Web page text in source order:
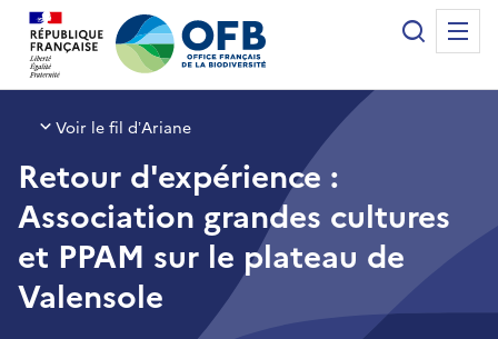
Office français de la biodiversité
Recherche
Voir le fil d’Ariane
Retour d'expérience :
Association grandes cultures
et PPAM sur le plateau de
Valensole
Panneau de gestion des cookies